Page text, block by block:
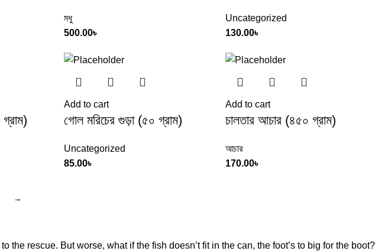
মধু
500.00৳
Uncategorized
130.00৳
Add to cart
গোল মরিচের গুড়া (৫০ গ্রাম)
Uncategorized
85.00৳
Add to cart
চালতার আচার (৪৫০ গ্রাম)
আচার
170.00৳
→
the rescue. But worse, what if the fish doesn’t fit in the can, the foot’s to big for the boot?